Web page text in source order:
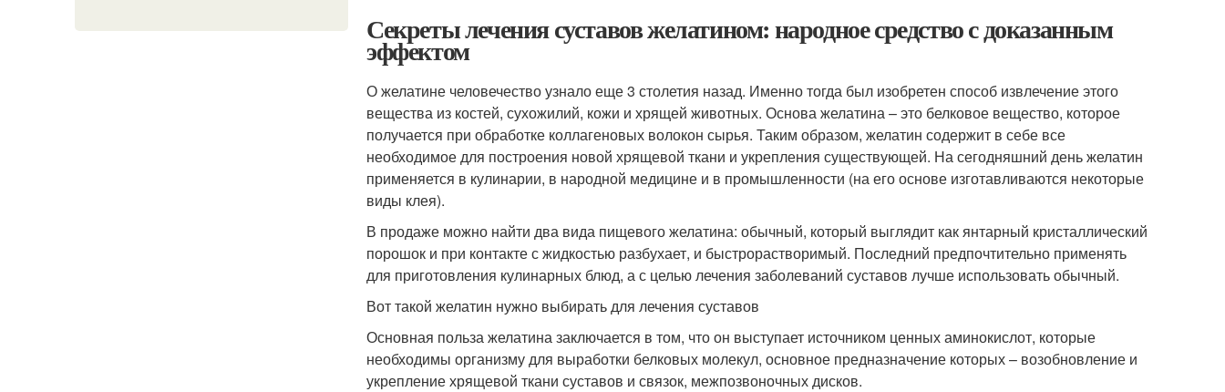
Секреты лечения суставов желатином: народное средство с доказанным
эффектом
О желатине человечество узнало еще 3 столетия назад. Именно тогда был изобретен способ извлечение этого
вещества из костей, сухожилий, кожи и хрящей животных. Основа желатина – это белковое вещество, которое
получается при обработке коллагеновых волокон сырья. Таким образом, желатин содержит в себе все
необходимое для построения новой хрящевой ткани и укрепления существующей. На сегодняшний день желатин
применяется в кулинарии, в народной медицине и в промышленности (на его основе изготавливаются некоторые
виды клея).
В продаже можно найти два вида пищевого желатина: обычный, который выглядит как янтарный кристаллический
порошок и при контакте с жидкостью разбухает, и быстрорастворимый. Последний предпочтительно применять
для приготовления кулинарных блюд, а с целью лечения заболеваний суставов лучше использовать обычный.
Вот такой желатин нужно выбирать для лечения суставов
Основная польза желатина заключается в том, что он выступает источником ценных аминокислот, которые
необходимы организму для выработки белковых молекул, основное предназначение которых – возобновление и
укрепление хрящевой ткани суставов и связок, межпозвоночных дисков.